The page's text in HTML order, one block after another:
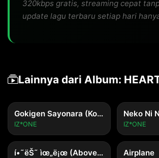
320kbps gratis, streaming cepat
update lagu terbaru setiap hari
Lainnya dari Album:
Gokigen Sayonara (Korean Ver.)
IZ*ONE IZ*ONE
í•˜ëŠ˜ ìœ„ë¡œ (Above the sky) Airplane